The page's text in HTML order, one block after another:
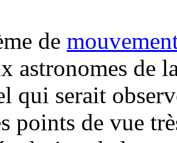
de
astronomes de
qui serait
points de vue